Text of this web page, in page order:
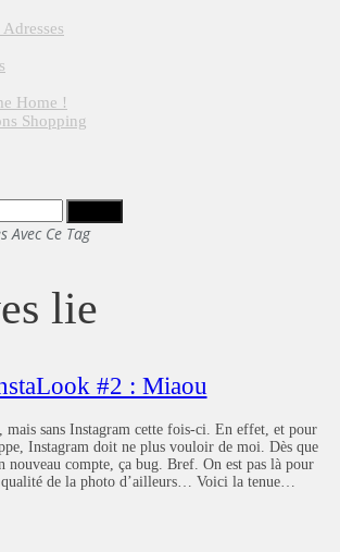
Home !
Shopping
Avec Ce Tag
lie
#2 : Miaou
mais sans Instagram cette fois-ci. En effet, et pour
Instagram doit ne plus vouloir de moi. Dès que
nouveau compte, ça bug. Bref. On est pas là pour
de la photo d’ailleurs… Voici la tenue…